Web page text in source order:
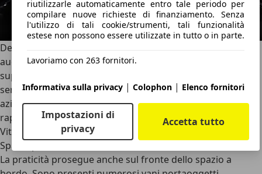
riutilizzarle automaticamente entro tale periodo per
compilare nuove richieste di finanziamento. Senza
l'utilizzo di tali cookie/strumenti, tali funzionalità
estese non possono essere utilizzate in tutto o in parte.
Lavoriamo con 263 fornitori.
Informativa sulla privacy | Colophon | Elenco fornitori
Impostazioni di
privacy
Accetta tutto
Degno di nota sull’esemplare in prova è anche il sistema
audio Infinity, capace di offrire una qualità sonora
superiore alle attese per questa categoria. Dettagli
semplici ma intelligenti, come il parasole del tetto in vetro
azionabile manualmente con una sola mano o l’attivazione
rapida del volante riscaldabile dal display, rendono la e
Vitara particolarmente pratica nell’uso quotidiano.
Spazio pratico e flessibile
La praticità prosegue anche sul fronte dello spazio a